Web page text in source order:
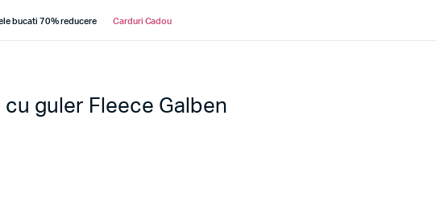
bucati 70% reducere Carduri Cadou
guler Fleece Galben